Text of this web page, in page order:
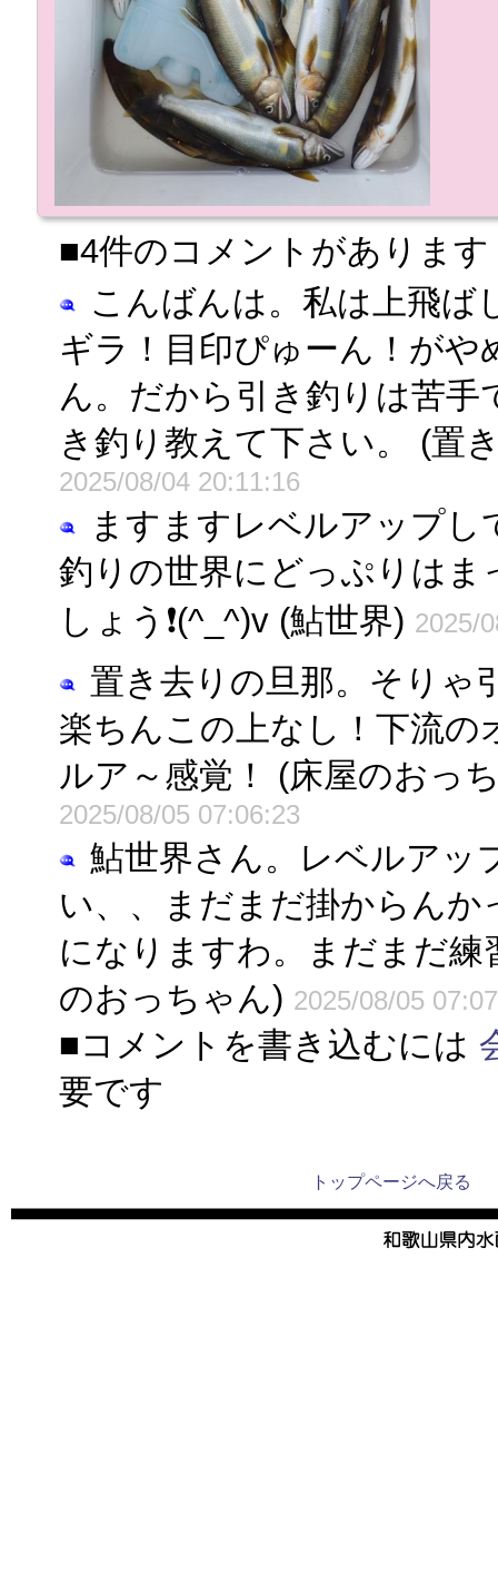
■4件のコメントがあります
こんばんは。私は上飛ば
ギラ！目印ぴゅーん！がや
ん。だから引き釣りは苦
き釣り教えて下さい。 (置
2025/08/04 20:11:16
ますますレベルアップし
釣りの世界にどっぷりはま
しょう❗(^_^)v (鮎世界) 2025/
置き去りの旦那。そりゃ
楽ちんこの上なし！下流の
ルア～感覚！ (床屋のおっ
2025/08/05 07:06:23
鮎世界さん。レベルアッ
い、、まだまだ掛からんか
になりますわ。まだまだ練
のおっちゃん) 2025/08/05
■コメントを書き込むには
要です
トップページへ戻る